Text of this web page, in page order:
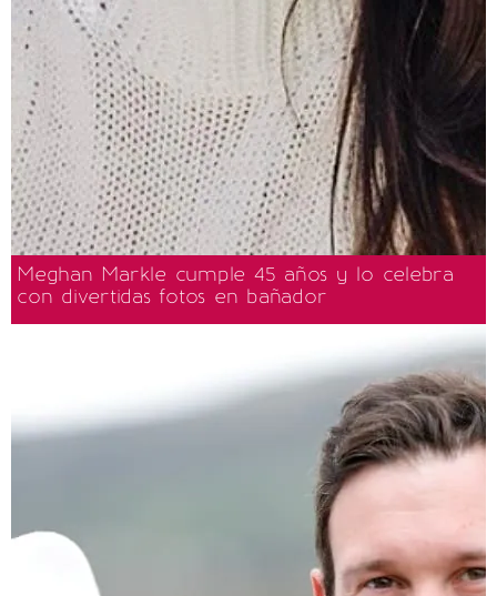
Meghan Markle cumple 45 años y lo celebra
con divertidas fotos en bañador